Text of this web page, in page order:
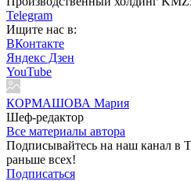
Telegram
Ищите нас в:
ВКонтакте
Яндекс Дзен
YouTube
КОРМАШОВА Мария
Шеф-редактор
Все материалы автора
Подписывайтесь на наш канал в
раньше всех!
Подписаться